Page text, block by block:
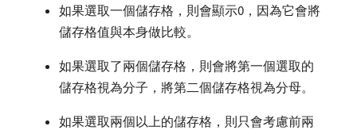
如果選取一個儲存格，則會顯示0，因為它會將
儲存格值與本身做比較。
如果選取了兩個儲存格，則會將第一個選取的
儲存格視為分子，將第二個儲存格視為分母。
如果選取兩個以上的儲存格，則只會考慮前兩